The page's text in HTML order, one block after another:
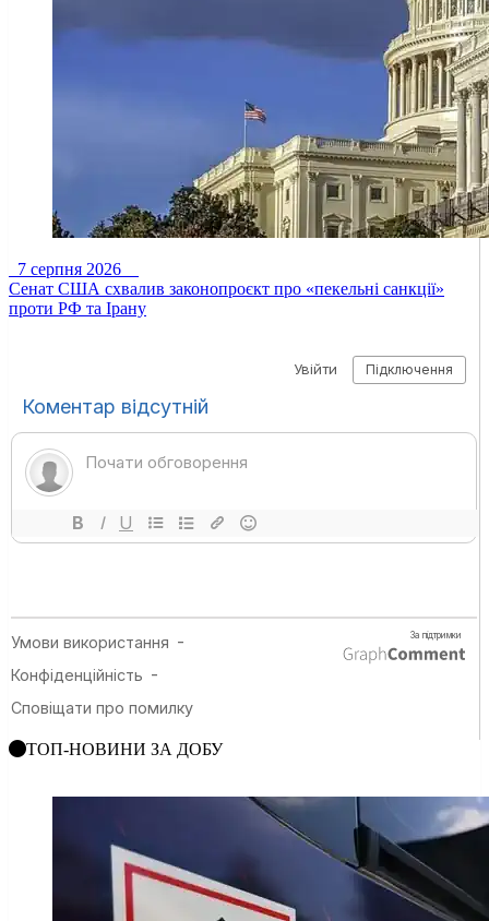
7 серпня 2026
Сенат США схвалив законопроєкт про «пекельні санкції»
проти РФ та Ірану
ТОП-НОВИНИ ЗА ДОБУ